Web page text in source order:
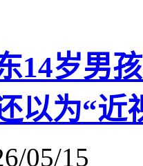
14岁男
以为“近
05/15